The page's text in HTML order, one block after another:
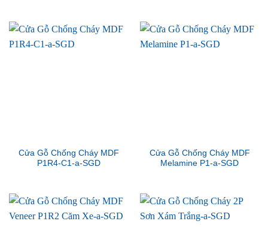
Cửa Gỗ Chống Cháy MDF
P1R4-C1-a-SGD
Cửa Gỗ Chống Cháy MDF
Melamine P1-a-SGD